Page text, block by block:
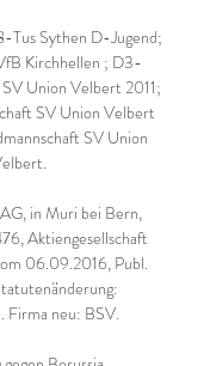
Tus Sythen D-Jugend;
Kirchhellen ; D3-
Union Velbert 2011;
SV Union Velbert
SV Union
in Muri bei Bern,
Aktiengesellschaft
06.09.2016, Publ.
neu: BSV.